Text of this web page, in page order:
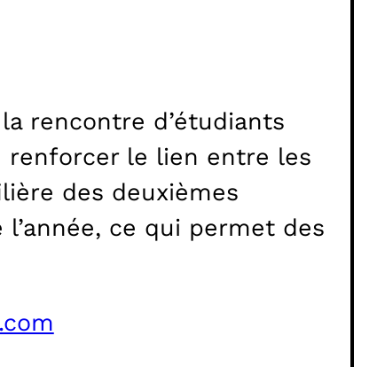
rencontre d’étudiants
renforcer le lien entre les
des deuxièmes
ce qui permet des